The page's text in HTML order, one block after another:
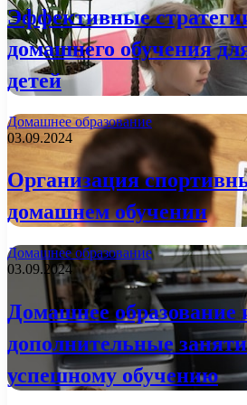
Эффективные
домашнего обучения
детей
Домашнее образование
03.09.2024
Организация
домашнем обучении
Домашнее образование
03.09.2024
Домашнее образование
дополнительные
успешному обучению